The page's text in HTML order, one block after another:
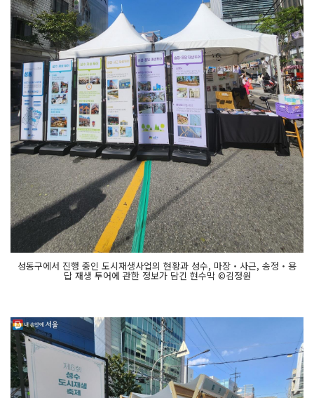
성동구에서 진행 중인 도시재생사업의 현황과 성수, 마장‧사근, 송정‧용
답 재생 투어에 관한 정보가 담긴 현수막 ©김정원